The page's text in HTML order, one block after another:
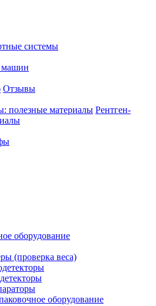
системы
машин
Отзывы
полезные материалы Рентген-
оборудование
(проверка веса)
оборудование